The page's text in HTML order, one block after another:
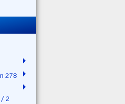
278
2